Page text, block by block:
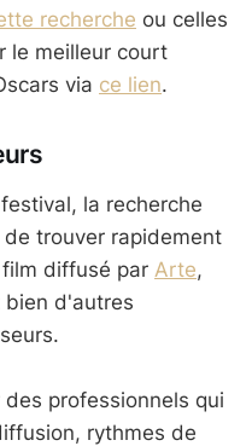
recherche ou celles
le meilleur court
via ce lien.
la recherche
trouver rapidement
diffusé par Arte,
bien d'autres
professionnels qui
rythmes de